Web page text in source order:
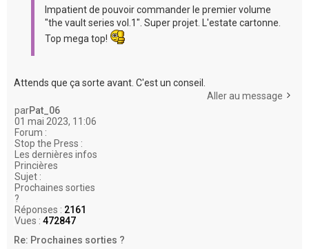
Impatient de pouvoir commander le premier volume
"the vault series vol.1". Super projet. L'estate cartonne.
Top mega top!
Attends que ça sorte avant. C'est un conseil.
Aller au message
parPat_06
01 mai 2023, 11:06
Forum :
Stop the Press :
Les dernières infos
Princières
Sujet :
Prochaines sorties
?
Réponses : 2161
Vues : 472847
Re: Prochaines sorties ?